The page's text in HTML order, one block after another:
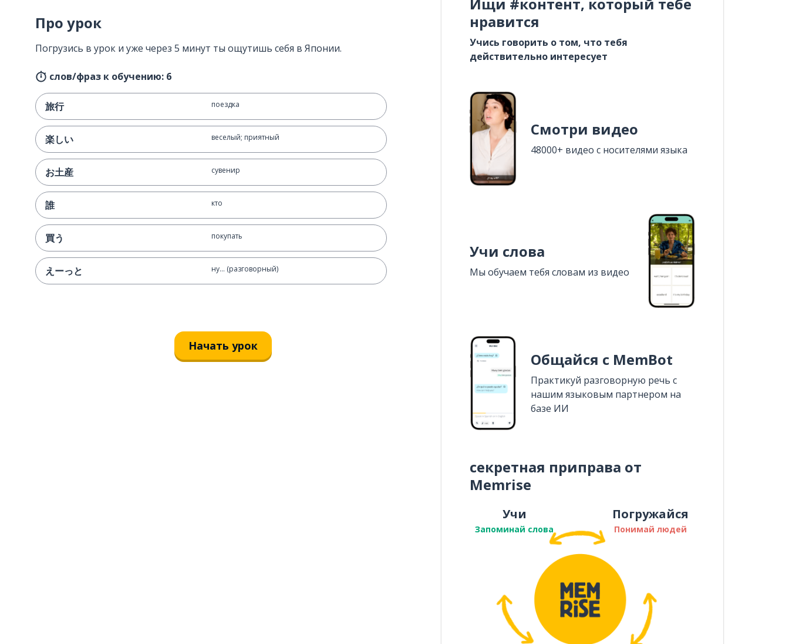
Про урок
Погрузись в урок и уже через 5 минут ты ощутишь себя в Японии.
слов/фраз к обучению: 6
旅行 поездка
楽しい веселый; приятный
お土産 сувенир
誰 кто
買う покупать
えーっと ну... (разговорный)
Начать урок
нравится
Учись говорить о том, что тебя
действительно интересует
Смотри видео
48000+ видео с носителями языка
Учи слова
Мы обучаем тебя словам из видео
Общайся с MemBot
Практикуй разговорную речь с
нашим языковым партнером на
базе ИИ
секретная приправа от
Memrise
Учи
Запоминай слова
Погружайся
Понимай людей